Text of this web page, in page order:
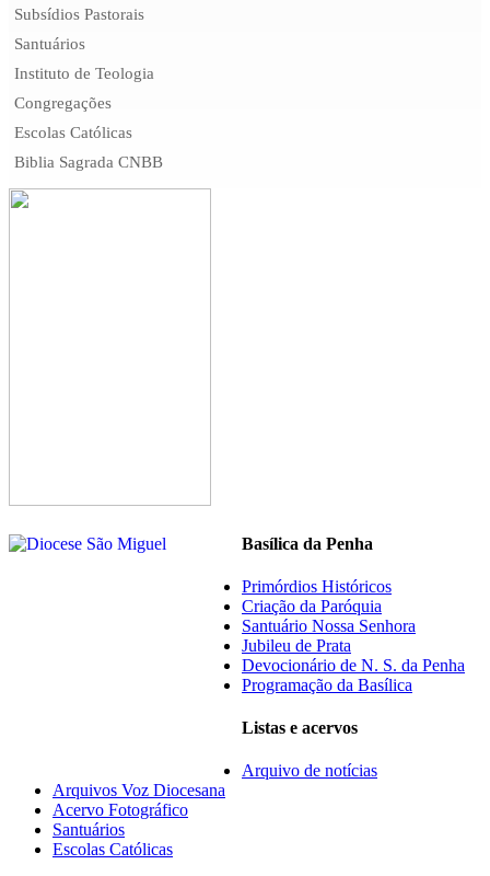
Subsídios Pastorais
Santuários
Instituto de Teologia
Congregações
Escolas Católicas
Biblia Sagrada CNBB
Basílica da Penha
Primórdios Históricos
Criação da Paróquia
Santuário Nossa Senhora
Jubileu de Prata
Devocionário de N. S. da Penha
Programação da Basílica
Listas e acervos
Arquivo de notícias
Arquivos Voz Diocesana
Acervo Fotográfico
Santuários
Escolas Católicas